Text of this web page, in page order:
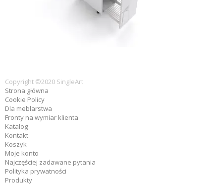
Copyright ©2020 SingleArt
Strona główna
Cookie Policy
Dla meblarstwa
Fronty na wymiar klienta
Katalog
Kontakt
Koszyk
Moje konto
Najczęściej zadawane pytania
Polityka prywatności
Produkty